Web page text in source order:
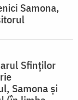
Samona,
Sfinților
Samona și